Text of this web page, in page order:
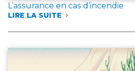
L’assurance en cas d’incendie
LIRE LA SUITE
:
D’INCENDIE